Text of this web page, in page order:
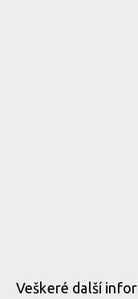
Veškeré další